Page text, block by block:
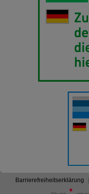
Barrierefreiheitserklärung